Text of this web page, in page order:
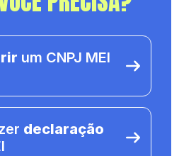
um CNPJ MEI
declaração